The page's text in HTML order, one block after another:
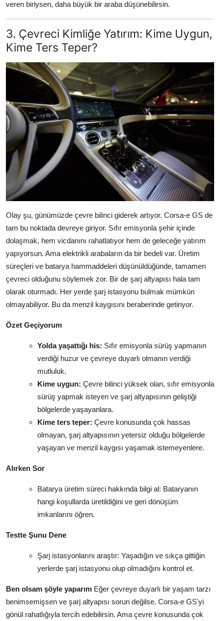
veren biriysen, daha büyük bir araba düşünebilirsin.
3. Çevreci Kimliğe Yatırım: Kime Uygun,
Kime Ters Teper?
Olay şu, günümüzde çevre bilinci giderek artıyor. Corsa-e GS de
tam bu noktada devreye giriyor. Sıfır emisyonla şehir içinde
dolaşmak, hem vicdanını rahatlatıyor hem de geleceğe yatırım
yapıyorsun. Ama elektrikli arabaların da bir bedeli var. Üretim
süreçleri ve batarya hammaddeleri düşünüldüğünde, tamamen
çevreci olduğunu söylemek zor. Bir de şarj altyapısı hala tam
olarak oturmadı. Her yerde şarj istasyonu bulmak mümkün
olmayabiliyor. Bu da menzil kaygısını beraberinde getiriyor.
Özet Geçiyorum
Yolda yaşattığı his: Sıfır emisyonla sürüş yapmanın
verdiği huzur ve çevreye duyarlı olmanın verdiği
mutluluk.
Kime uygun: Çevre bilinci yüksek olan, sıfır emisyonla
sürüş yapmak isteyen ve şarj altyapısının geliştiği
bölgelerde yaşayanlara.
Kime ters teper: Çevre konusunda çok hassas
olmayan, şarj altyapısının yetersiz olduğu bölgelerde
yaşayan ve menzil kaygısı yaşamak istemeyenlere.
Alırken Sor
Batarya üretim süreci hakkında bilgi al: Bataryanın
hangi koşullarda üretildiğini ve geri dönüşüm
imkanlarını öğren.
Testte Şunu Dene
Şarj istasyonlarını araştır: Yaşadığın ve sıkça gittiğin
yerlerde şarj istasyonu olup olmadığını kontrol et.
Ben olsam şöyle yaparım Eğer çevreye duyarlı bir yaşam tarzı
benimsemişsen ve şarj altyapısı sorun değilse, Corsa-e GS'yi
gönül rahatlığıyla tercih edebilirsin. Ama çevre konusunda çok